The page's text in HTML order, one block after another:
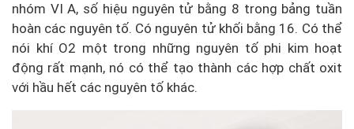
nhóm VI A, số hiệu nguyên tử bằng 8 trong bảng tuần
hoàn các nguyên tố. Có nguyên tử khối bằng 16. Có thể
nói khí O2 một trong những nguyên tố phi kim hoạt
động rất mạnh, nó có thể tạo thành các hợp chất oxit
với hầu hết các nguyên tố khác.